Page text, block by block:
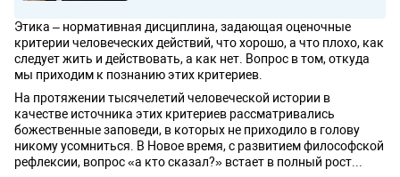
Этика – нормативная дисциплина, задающая оценочные
критерии человеческих действий, что хорошо, а что плохо, как
следует жить и действовать, а как нет. Вопрос в том, откуда
мы приходим к познанию этих критериев.
На протяжении тысячелетий человеческой истории в
качестве источника этих критериев рассматривались
божественные заповеди, в которых не приходило в голову
никому усомниться. В Новое время, с развитием философской
рефлексии, вопрос «а кто сказал?» встает в полный рост...